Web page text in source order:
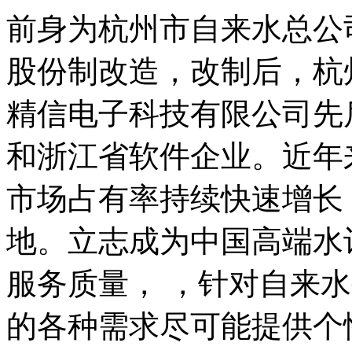
前身为杭州市自来水总
股份制改造，改制后，
精信电子科技有限公司
和浙江省软件企业。近
市场占有率持续快速增
地。立志成为中国高端
服务质量， ，针对自来
的各种需求尽可能提供